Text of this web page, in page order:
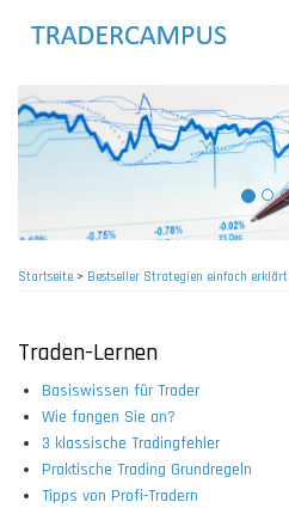
Startseite> Bestseller Strategien einfach erklärt
Traden-Lernen
Basiswissen für Trader
Wie fangen Sie an?
3 klassische Tradingfehler
Praktische Trading Grundregeln
Tipps von Profi-Tradern